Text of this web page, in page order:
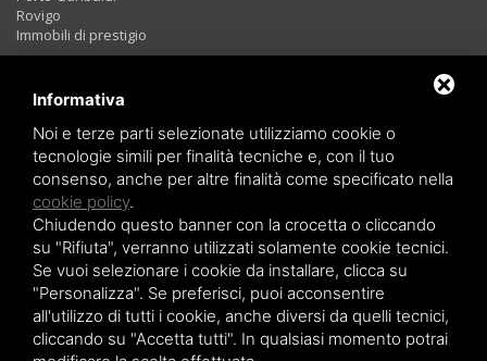
Rovigo
Immobili di prestigio
Immobili in Affitto
Bilocali
Trilocali
Quadrilocali
LAST MINUTE
Informativa
Noi e terze parti selezionate utilizziamo cookie o
tecnologie simili per finalità tecniche e, con il tuo
consenso, anche per altre finalità come specificato nella
cookie policy.
Chiudendo questo banner con la crocetta o cliccando
su "Rifiuta", verranno utilizzati solamente cookie tecnici.
Se vuoi selezionare i cookie da installare, clicca su
"Personalizza". Se preferisci, puoi acconsentire
all'utilizzo di tutti i cookie, anche diversi da quelli tecnici,
cliccando su "Accetta tutti". In qualsiasi momento potrai